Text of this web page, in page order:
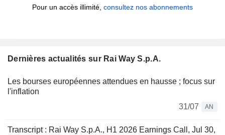
Pour un accès illimité, consultez nos abonnements
Dernières actualités sur Rai Way S.p.A.
Les bourses européennes attendues en hausse ; focus sur
l'inflation
31/07
AN
Transcript : Rai Way S.p.A., H1 2026 Earnings Call, Jul 30,